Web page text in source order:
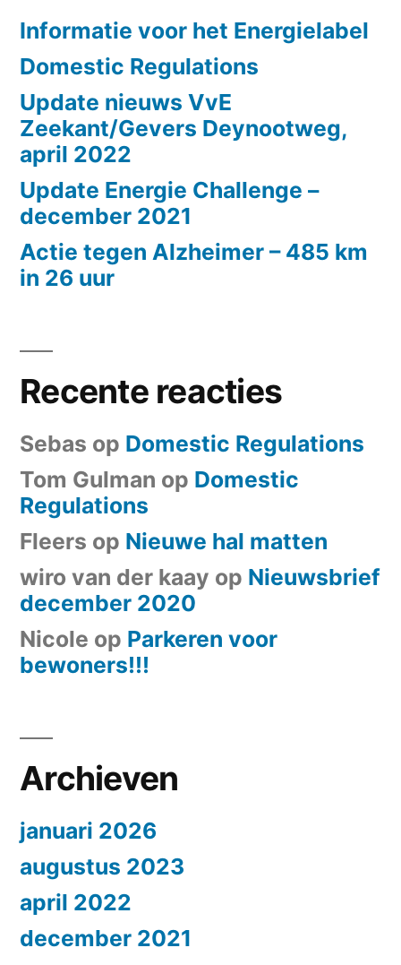
Informatie voor het Energielabel
Domestic Regulations
Update nieuws VvE
Zeekant/Gevers Deynootweg,
april 2022
Update Energie Challenge –
december 2021
Actie tegen Alzheimer – 485 km
in 26 uur
Recente reacties
Sebas op Domestic Regulations
Tom Gulman op Domestic
Regulations
Fleers op Nieuwe hal matten
wiro van der kaay op Nieuwsbrief
december 2020
Nicole op Parkeren voor
bewoners!!!
Archieven
januari 2026
augustus 2023
april 2022
december 2021